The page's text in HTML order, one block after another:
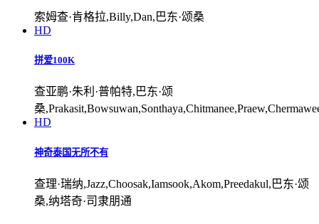
索姆查·肯格拉,Billy,Dan,巴东·颂桑
HD
拼爱100K
查亚鹏·朱利·普帕特,巴东·颂
桑
HD
神奇泰国无所不有
查理·瑞纳,Jazz,Choosak,Iamsook,Akom,Preedakul,巴东·颂
桑,纳塔奇·司隶朋通